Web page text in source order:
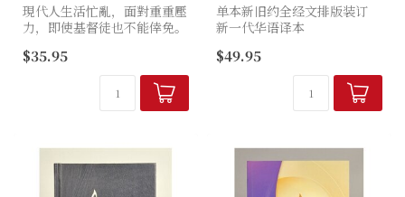
現代人生活忙亂，面對重重壓
力，即使基督徒也不能倖免。
懷的進路＂編寫，結合聖經、
神學與輔導，幫助華人信徒在
人生磨煉中活用神的話語，助
$35.95
单本新旧约全经文排版装订
新一代华语译本
致、文采"这五个层面上更妥
善考虑的译本！
$49.95